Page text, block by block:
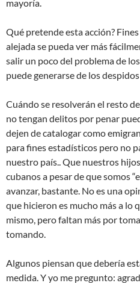
mayoría.
Qué pretende esta acción?
alejada se pueda ver más
salir un poco del problema de
puede generarse de los
Cuándo se resolverán el resto
no tengan delitos por penar
dejen de catalogar como
para fines estadísticos pero no
nuestro país.. Que nuestros
cubanos a pesar de que somos
avanzar, bastante. No es una
que hicieron es mucho más a lo
mismo, pero faltan más por
tomando.
Algunos piensan que debería
medida. Y yo me pregunto: